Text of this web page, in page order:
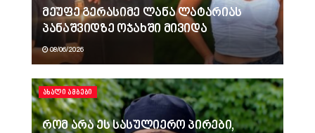
მეუფე გერასიმე ლანა ლატარიას
პანაშვიდზე ოჯახში მივიდა
08/06/2026
ᲐᲮᲐᲚᲘ ᲐᲛᲑᲔᲑᲘ
რომ არა ეს სასულიერო პირები,